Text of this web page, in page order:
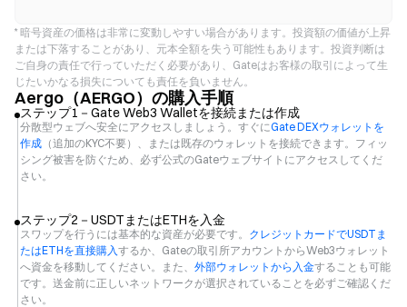
* 暗号資産の価格は非常に変動しやすい場合があります。投資額の価値が上昇
または下落することがあり、元本全額を失う可能性もあります。投資判断は
ご自身の責任で行っていただく必要があり、Gateはお客様の取引によって生
じたいかなる損失についても責任を負いません。
Aergo（AERGO）の購入手順
ステップ1－Gate Web3 Walletを接続または作成
分散型ウェブへ安全にアクセスしましょう。すぐにGate DEXウォレットを
作成 （追加のKYC不要）、または既存のウォレットを接続できます。フィッ
シング被害を防ぐため、必ず公式のGateウェブサイトにアクセスしてくだ
さい。
ステップ2－USDTまたはETHを入金
スワップを行うには基本的な資産が必要です。 クレジットカードでUSDTま
たはETHを直接購入するか、Gateの取引所アカウントからWeb3ウォレット
へ資金を移動してください。また、 外部ウォレットから入金することも可能
です。送金前に正しいネットワークが選択されていることを必ずご確認くだ
さい。